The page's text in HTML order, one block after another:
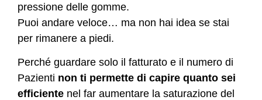
pressione delle gomme.
Puoi andare veloce… ma non hai idea se stai
per rimanere a piedi.
Perché guardare solo il fatturato e il numero di
Pazienti non ti permette di capire quanto sei
efficiente nel far aumentare la saturazione del